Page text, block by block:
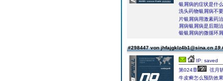
银屑病的症状是什
洗头药物银屑病不
片银屑病用激素药
屑病银屑病是后期
银银屑病的微循环
#298447 von jhfajgklz4b1@sina.cn
IP: saved
第024章
弦月
牛皮癣怎么预防效